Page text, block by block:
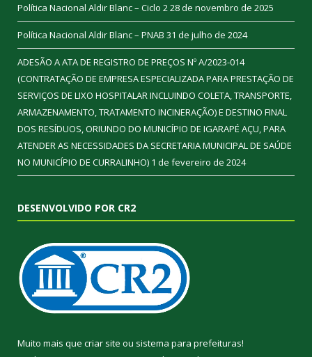
Política Nacional Aldir Blanc – Ciclo 228 de novembro de 2025
Política Nacional Aldir Blanc – PNAB 31 de julho de 2024
ADESÃO A ATA DE REGISTRO DE PREÇOS Nº A/2023-014
(CONTRATAÇÃO DE EMPRESA ESPECIALIZADA PARA PRESTAÇÃO DE
SERVIÇOS DE LIXO HOSPITALAR INCLUINDO COLETA, TRANSPORTE,
ARMAZENAMENTO, TRATAMENTO INCINERAÇÃO) E DESTINO FINAL
DOS RESÍDUOS, ORIUNDO DO MUNICÍPIO DE IGARAPÉ AÇU, PARA
ATENDER AS NECESSIDADES DA SECRETARIA MUNICIPAL DE SAÚDE
NO MUNICÍPIO DE CURRALINHO) 1 de fevereiro de 2024
DESENVOLVIDO POR CR2
Muito mais que criar site ou sistema para prefeituras!